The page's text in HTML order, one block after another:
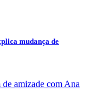
mudança de